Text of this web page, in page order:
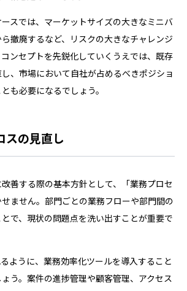
スでは、マーケットサイズの大きなミニバ
撤廃するなど、リスクの大きなチャレンジ
ンセプトを先鋭化していくうえでは、既存
、市場において自社が占めるべきポジショ
も必要になるでしょう。
スの見直し
善する際の基本方針として、「業務プロセ
ません。部門ごとの業務フローや部門間の
で、現状の問題点を洗い出すことが重要で
ように、業務効率化ツールを導入すること
う。案件の進捗管理や顧客管理、アクセス